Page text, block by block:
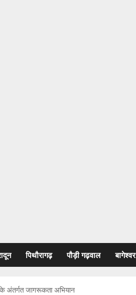
पिथौरागढ़ पौड़ी गढ़वाल बागेश्वर
के अंतर्गत जागरूकता अभियान